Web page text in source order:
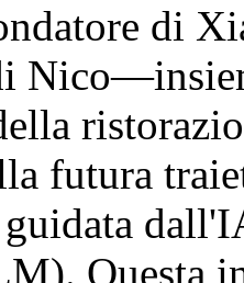
di
futura
Questa